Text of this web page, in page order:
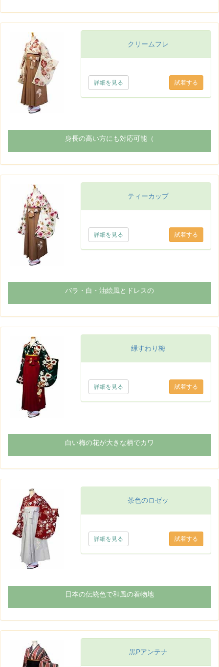
クリームフレ
詳細を見る
身長の高い方にも対応可能（
ティーカップ
詳細を見る
バラ・白・油絵風とドレスの
緑すわり梅
詳細を見る
白い梅の花が大きな柄でカワ
茶色のロゼッ
詳細を見る
日本の伝統色で和風の着物地
黒Pアンテナ